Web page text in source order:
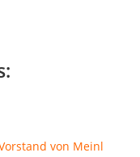
von Meinl